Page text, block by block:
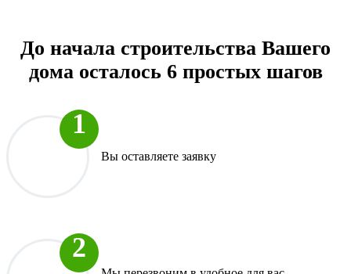
До начала строительства Вашего
дома осталось 6 простых шагов
Вы оставляете заявку